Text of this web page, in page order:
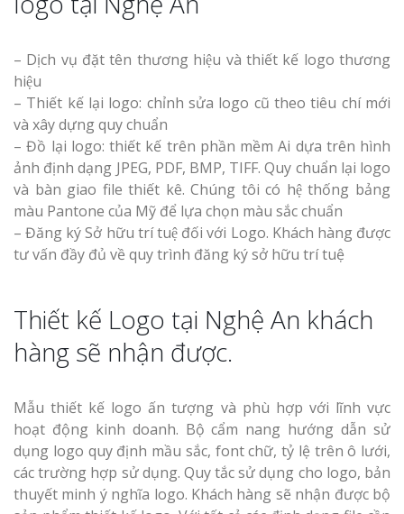
– Dịch vụ đặt tên thương hiệu và thiết kế logo thương
hiệu
– Thiết kế lại logo: chỉnh sửa logo cũ theo tiêu chí mới
và xây dựng quy chuẩn
– Đồ lại logo: thiết kế trên phần mềm Ai dựa trên hình
ảnh định dạng JPEG, PDF, BMP, TIFF. Quy chuẩn lại logo
và bàn giao file thiết kê. Chúng tôi có hệ thống bảng
màu Pantone của Mỹ để lựa chọn màu sắc chuẩn
– Đăng ký Sở hữu trí tuệ đối với Logo. Khách hàng được
tư vấn đầy đủ về quy trình đăng ký sở hữu trí tuệ
Thiết kế Logo tại Nghệ An khách
hàng sẽ nhận được.
Mẫu thiết kế logo ấn tượng và phù hợp với lĩnh vực
hoạt động kinh doanh. Bộ cẩm nang hướng dẫn sử
dụng logo quy định mầu sắc, font chữ, tỷ lệ trên ô lưới,
các trường hợp sử dụng. Quy tắc sử dụng cho logo, bản
thuyết minh ý nghĩa logo. Khách hàng sẽ nhận được bộ
Mỹ Phẩm Vinh Thu
Hiệu Shop
Nghệ An Đẹp
Làm Bảng
Thuốc Nghệ An
Mỏng Nghệ
Hút